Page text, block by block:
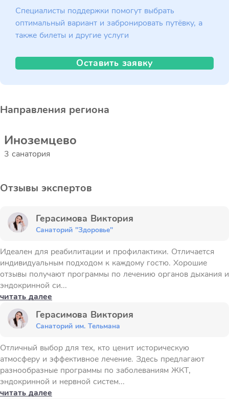
Специалисты поддержки помогут выбрать
оптимальный вариант и забронировать путёвку, а
также билеты и другие услуги
Оставить заявку
Направления региона
Иноземцево
3 санатория
Отзывы экспертов
Герасимова Виктория
Санаторий "Здоровье"
Идеален для реабилитации и профилактики. Отличается
индивидуальным подходом к каждому гостю. Хорошие
отзывы получают программы по лечению органов дыхания и
эндокринной си...
читать далее
Герасимова Виктория
Санаторий им. Тельмана
Отличный выбор для тех, кто ценит историческую
атмосферу и эффективное лечение. Здесь предлагают
разнообразные программы по заболеваниям ЖКТ,
эндокринной и нервной систем...
читать далее